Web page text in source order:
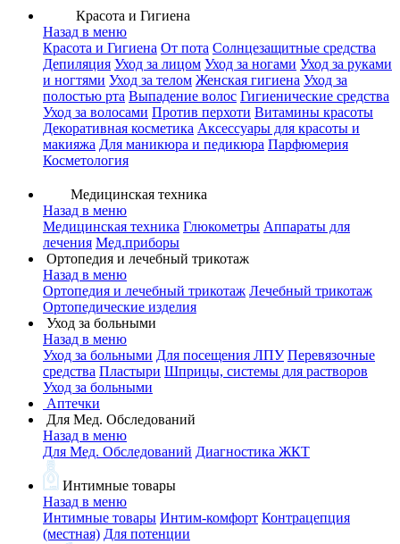
Красота и Гигиена
Назад в меню
Красота и Гигиена От пота Солнцезащитные средства
Депиляция Уход за лицом Уход за ногами Уход за руками
и ногтями Уход за телом Женская гигиена Уход за
полостью рта Выпадение волос Гигиенические средства
Уход за волосами Против перхоти Витамины красоты
Декоративная косметика Аксессуары для красоты и
макияжа Для маникюра и педикюра Парфюмерия
Косметология
Медицинская техника
Назад в меню
Медицинская техника Глюкометры Аппараты для
лечения Мед.приборы
Ортопедия и лечебный трикотаж
Назад в меню
Ортопедия и лечебный трикотаж Лечебный трикотаж
Ортопедические изделия
Уход за больными
Назад в меню
Уход за больными Для посещения ЛПУ Перевязочные
средства Пластыри Шприцы, системы для растворов
Уход за больными
Аптечки
Для Мед. Обследований
Назад в меню
Для Мед. Обследований Диагностика ЖКТ
Интимные товары
Назад в меню
Интимные товары Интим-комфорт Контрацепция
(местная) Для потенции